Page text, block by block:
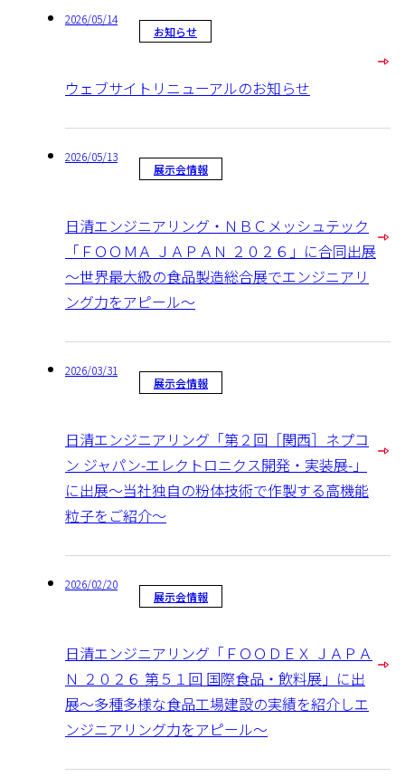
2026/05/14
お知らせ
ウェブサイトリニューアルのお知らせ
2026/05/13
展示会情報
日清エンジニアリング・ＮＢＣメッシュテック
「ＦＯＯＭＡ ＪＡＰＡＮ ２０２６」に合同出展
～世界最大級の食品製造総合展でエンジニアリ
ング力をアピール～
2026/03/31
展示会情報
日清エンジニアリング「第２回［関西］ネプコ
ン ジャパン-エレクトロニクス開発・実装展-」
に出展～当社独自の粉体技術で作製する高機能
粒子をご紹介～
2026/02/20
展示会情報
日清エンジニアリング「ＦＯＯＤＥＸ ＪＡＰＡ
Ｎ ２０２６ 第５１回 国際食品・飲料展」に出
展～多種多様な食品工場建設の実績を紹介しエ
ンジニアリング力をアピール～